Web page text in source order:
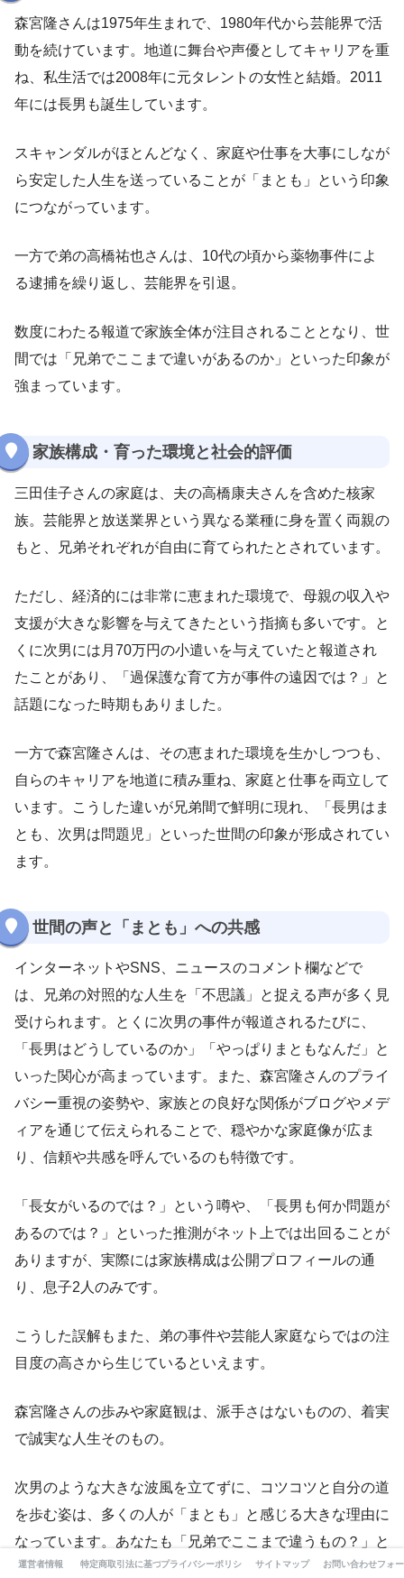
森宮隆さんは1975年生まれで、1980年代から芸能界で活
動を続けています。地道に舞台や声優としてキャリアを重
ね、私生活では2008年に元タレントの女性と結婚。2011
年には長男も誕生しています。
スキャンダルがほとんどなく、家庭や仕事を大事にしなが
ら安定した人生を送っていることが「まとも」という印象
につながっています。
一方で弟の高橋祐也さんは、10代の頃から薬物事件によ
る逮捕を繰り返し、芸能界を引退。
数度にわたる報道で家族全体が注目されることとなり、世
間では「兄弟でここまで違いがあるのか」といった印象が
強まっています。
家族構成・育った環境と社会的評価
三田佳子さんの家庭は、夫の高橋康夫さんを含めた核家
族。芸能界と放送業界という異なる業種に身を置く両親の
もと、兄弟それぞれが自由に育てられたとされています。
ただし、経済的には非常に恵まれた環境で、母親の収入や
支援が大きな影響を与えてきたという指摘も多いです。と
くに次男には月70万円の小遣いを与えていたと報道され
たことがあり、「過保護な育て方が事件の遠因では？」と
話題になった時期もありました。
一方で森宮隆さんは、その恵まれた環境を生かしつつも、
自らのキャリアを地道に積み重ね、家庭と仕事を両立して
います。こうした違いが兄弟間で鮮明に現れ、「長男はま
とも、次男は問題児」といった世間の印象が形成されてい
ます。
世間の声と「まとも」への共感
インターネットやSNS、ニュースのコメント欄などで
は、兄弟の対照的な人生を「不思議」と捉える声が多く見
受けられます。とくに次男の事件が報道されるたびに、
「長男はどうしているのか」「やっぱりまともなんだ」と
いった関心が高まっています。また、森宮隆さんのプライ
バシー重視の姿勢や、家族との良好な関係がブログやメデ
ィアを通じて伝えられることで、穏やかな家庭像が広ま
り、信頼や共感を呼んでいるのも特徴です。
「長女がいるのでは？」という噂や、「長男も何か問題が
あるのでは？」といった推測がネット上では出回ることが
ありますが、実際には家族構成は公開プロフィールの通
り、息子2人のみです。
こうした誤解もまた、弟の事件や芸能人家庭ならではの注
目度の高さから生じているといえます。
森宮隆さんの歩みや家庭観は、派手さはないものの、着実
で誠実な人生そのもの。
次男のような大きな波風を立てずに、コツコツと自分の道
を歩む姿は、多くの人が「まとも」と感じる大きな理由に
なっています。あなたも「兄弟でここまで違うもの？」と
気になっていたなら、この記事を通じて納得できる情報が
運営者情報 特定商取引法に基づく表記プライバシーポリシー サイトマップ お問い合わせフォ